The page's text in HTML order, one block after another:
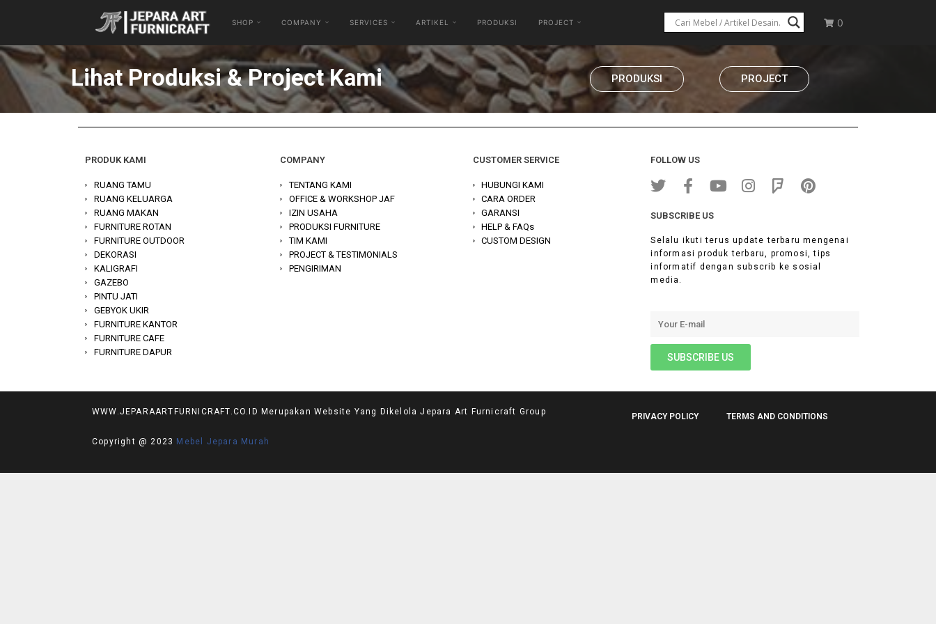
0
SHOP COMPANY SERVICES ARTIKEL PRODUKSI PROJECT
Lihat Produksi & Project Kami PRODUKSI PROJECT
PRODUK KAMI
RUANG TAMU
RUANG KELUARGA
RUANG MAKAN
FURNITURE ROTAN
FURNITURE OUTDOOR
DEKORASI
KALIGRAFI
GAZEBO
PINTU JATI
GEBYOK UKIR
FURNITURE KANTOR
FURNITURE CAFE
FURNITURE DAPUR
COMPANY
TENTANG KAMI
OFFICE & WORKSHOP JAF
IZIN USAHA
PRODUKSI FURNITURE
TIM KAMI
PROJECT & TESTIMONIALS
PENGIRIMAN
CUSTOMER SERVICE
HUBUNGI KAMI
CARA ORDER
GARANSI
HELP & FAQs
CUSTOM DESIGN
FOLLOW US
SUBSCRIBE US
Selalu ikuti terus update terbaru mengenai
informasi produk terbaru, promosi, tips
informatif dengan subscrib ke sosial
media.
WWW.JEPARAARTFURNICRAFT.CO.ID Merupakan Website Yang Dikelola Jepara Art Furnicraft Group
Copyright @ 2023 Mebel Jepara Murah
PRIVACY POLICY TERMS AND CONDITIONS